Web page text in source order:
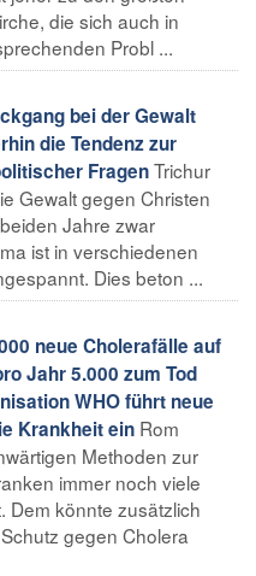
die sich auch in
Probl ...
bei der Gewalt
die Tendenz zur
FragenTrichur
Gewalt gegen Christen
Jahre zwar
ist in verschiedenen
Dies beton ...
neue Cholerafälle auf
Jahr 5.000 zum Tod
WHO führt neue
Krankheit ein Rom
Methoden zur
immer noch viele
Dem könnte zusätzlich
gegen Cholera